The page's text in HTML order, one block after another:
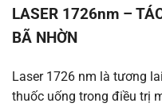
LASER 1726nm –
BÃ NHỜN
Laser 1726 nm là tương
thuốc uống trong điều trị